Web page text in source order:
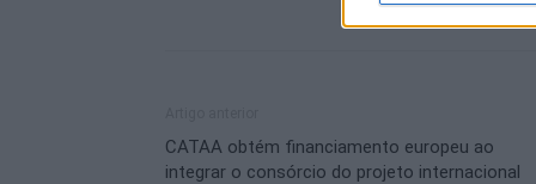
CATAA obtém financiamento europeu ao
integrar o consórcio do projeto internacional